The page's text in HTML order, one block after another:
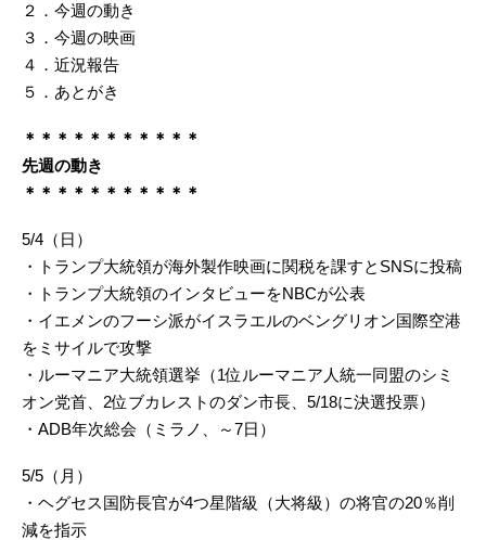
２．今週の動き
３．今週の映画
４．近況報告
５．あとがき
＊＊＊＊＊＊＊＊＊＊＊
先週の動き
＊＊＊＊＊＊＊＊＊＊＊
5/4（日）
・トランプ大統領が海外製作映画に関税を課すとSNSに投稿
・トランプ大統領のインタビューをNBCが公表
・イエメンのフーシ派がイスラエルのベングリオン国際空港
をミサイルで攻撃
・ルーマニア大統領選挙（1位ルーマニア人統一同盟のシミ
オン党首、2位ブカレストのダン市長、5/18に決選投票）
・ADB年次総会（ミラノ、～7日）
5/5（月）
・ヘグセス国防長官が4つ星階級（大将級）の将官の20％削
減を指示